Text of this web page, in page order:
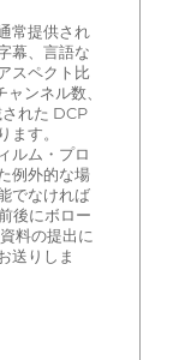
常提供され
幕、言語な
スペクト比
ャンネル数、
れた DCP
ます。
ルム・プロ
例外的な場
でなければ
後にボロー
料の提出に
送りしま